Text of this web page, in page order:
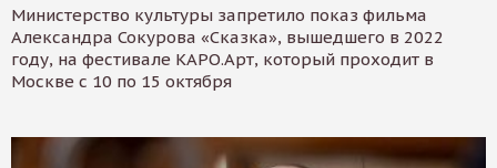
Министерство культуры запретило показ фильма
Александра Сокурова «Сказка», вышедшего в 2022
году, на фестивале КАРО.Арт, который проходит в
Москве с 10 по 15 октября